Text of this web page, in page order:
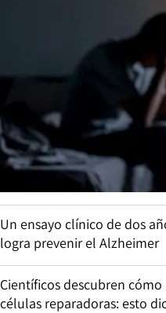
Un ensayo clínico de dos
logra prevenir el Alzheimer
Científicos descubren
células reparadoras: esto